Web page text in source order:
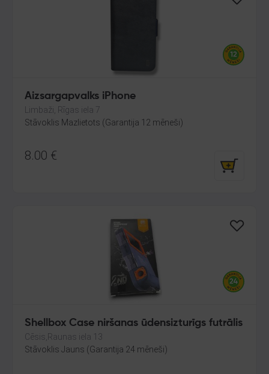
Aizsargapvalks iPhone
Limbaži, Rīgas iela 7
Stāvoklis Mazlietots (Garantija 12 mēneši)
8.00 €
Shellbox Case niršanas ūdensizturīgs futrālis
Cēsis,Raunas iela 13
Stāvoklis Jauns (Garantija 24 mēneši)